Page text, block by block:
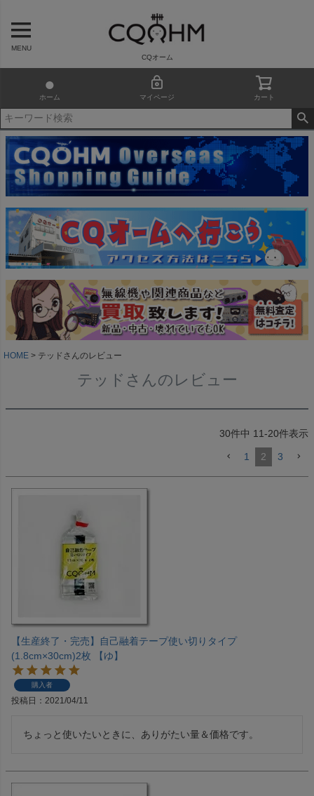
MENU
CQオーム
ホーム マイページ カート
HOME テッドさんのレビュー
テッドさんのレビュー
30件中 11-20件表示
1 2 3
【生産終了・完売】自己融着テープ使い切りタイプ
(1.8cm×30cm)2枚 【ゆ】
購入者
投稿日 2021/04/11
ちょっと使いたいときに、ありがたい量＆価格です。